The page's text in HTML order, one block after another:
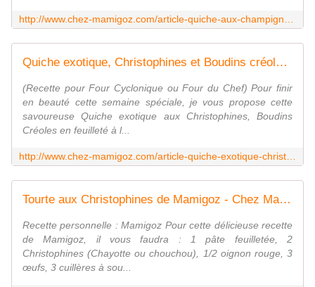
Quiche exotique, Christophines et Boudins créoles de Mamigoz - Chez Mamigoz
(Recette pour Four Cyclonique ou Four du Chef) Pour finir
en beauté cette semaine spéciale, je vous propose cette
savoureuse Quiche exotique aux Christophines, Boudins
Créoles en feuilleté à l...
Tourte aux Christophines de Mamigoz - Chez Mamigoz
Recette personnelle : Mamigoz Pour cette délicieuse recette
de Mamigoz, il vous faudra : 1 pâte feuilletée, 2
Christophines (Chayotte ou chouchou), 1/2 oignon rouge, 3
œufs, 3 cuillères à sou...